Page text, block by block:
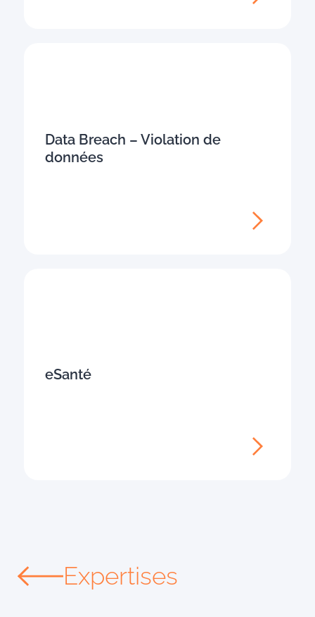
Data Breach – Violation de
données
eSanté​
Expertises